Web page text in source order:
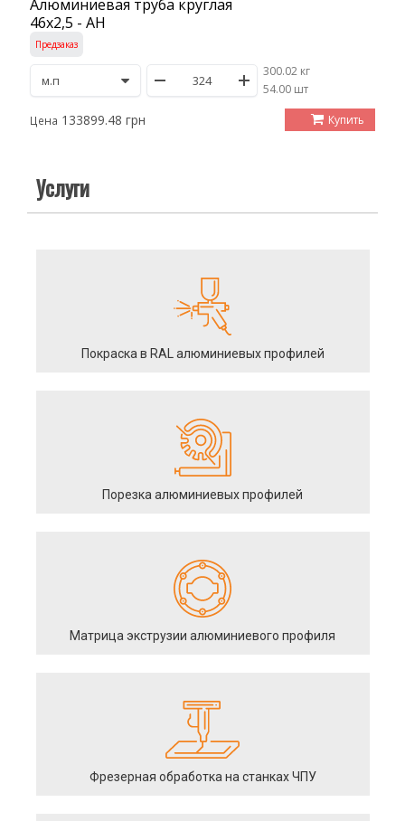
Алюминиевая труба круглая
46х2,5 - АН
Предзаказ
300.02 кг
/54.00 шт
Цена 133899.48 грн Купить
Услуги
Покраска в RAL алюминиевых профилей
Порезка алюминиевых профилей
Матрица экструзии алюминиевого профиля
Фрезерная обработка на станках ЧПУ